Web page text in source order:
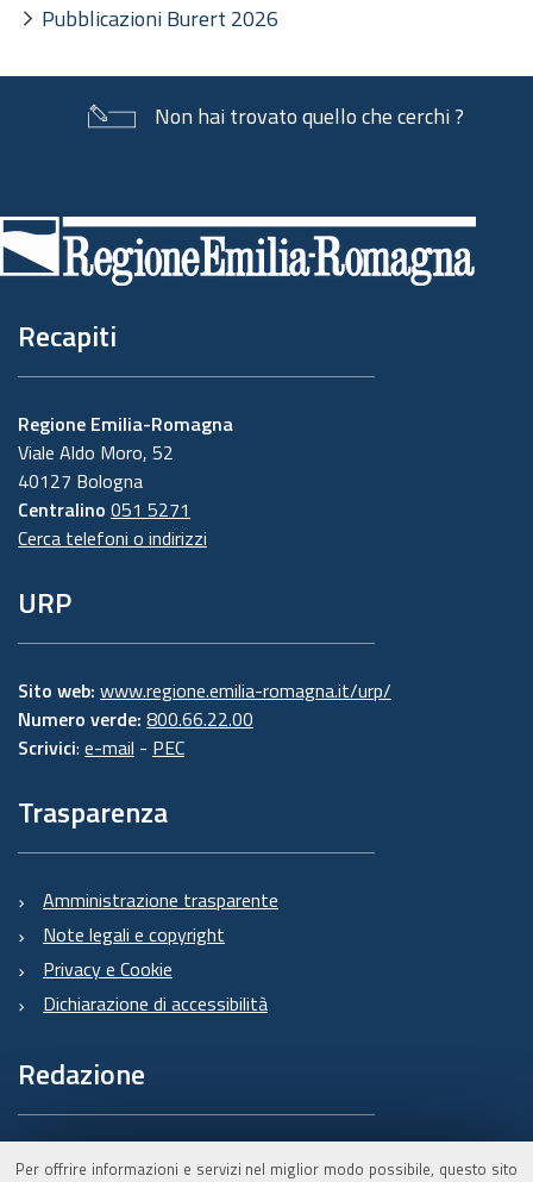
Per offrire informazioni e servizi nel miglior modo possibile, questo sito
Pubblicazioni Burert 2026
Non hai trovato quello che cerchi ?
di
pagina
Recapiti
Regione Emilia-Romagna
Viale Aldo Moro, 52
40127 Bologna
Centralino 051 5271
Cerca telefoni o indirizzi
URP
Sito web: www.regione.emilia-romagna.it/urp/
Numero verde: 800.66.22.00
Scrivici: e-mail - PEC
Trasparenza
Amministrazione trasparente
Note legali e copyright
Privacy e Cookie
Dichiarazione di accessibilità
Redazione
Informazioni sul Burert